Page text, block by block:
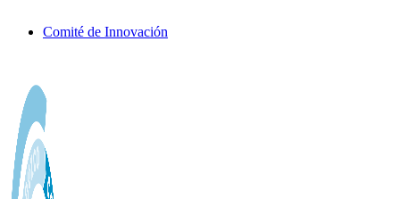
Comité de Innovación